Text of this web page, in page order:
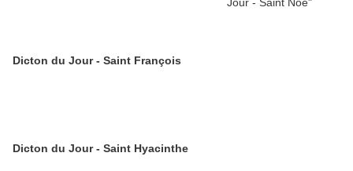
Dicton du Jour - Saint François
Dicton du Jour - Saint Hyacinthe